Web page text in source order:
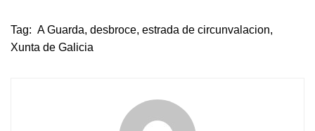
Tag: A Guarda, desbroce, estrada de circunvalacion,
Xunta de Galicia